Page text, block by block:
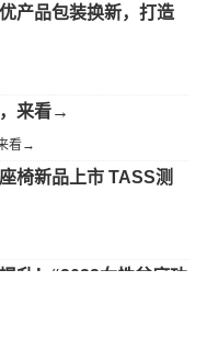
产品包装换新，打造
来看→
看→
椅新品上市 TASS测
升！“2022女性盆底功